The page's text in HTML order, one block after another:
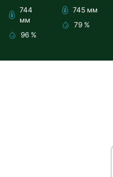
744
мм
96 %
745 мм
79 %